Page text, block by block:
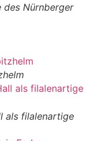
Nürnberger
als filalenartige